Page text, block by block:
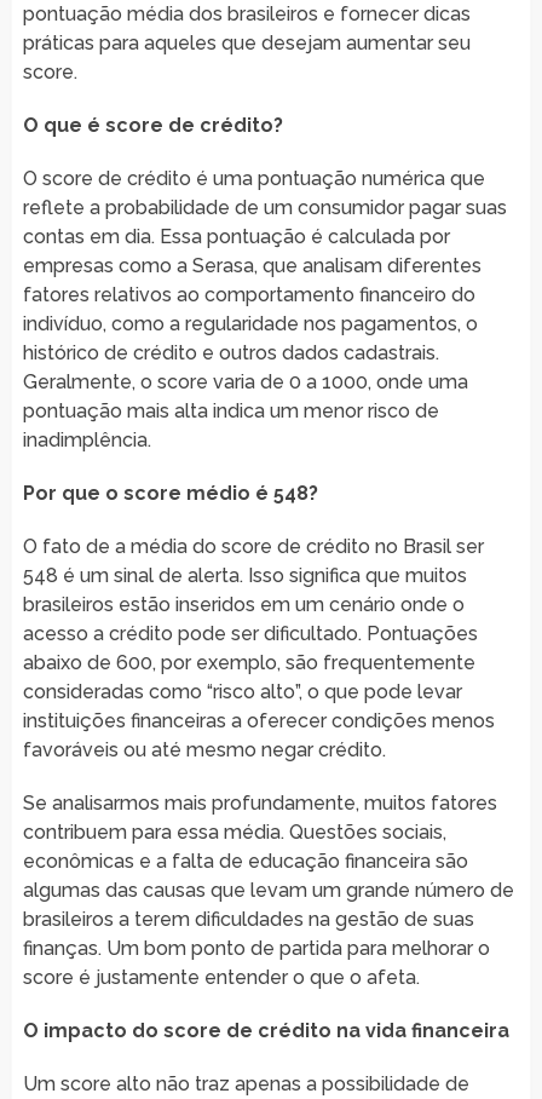
pontuação média dos brasileiros e fornecer dicas
práticas para aqueles que desejam aumentar seu
score.
O que é score de crédito?
O score de crédito é uma pontuação numérica que
reflete a probabilidade de um consumidor pagar suas
contas em dia. Essa pontuação é calculada por
empresas como a Serasa, que analisam diferentes
fatores relativos ao comportamento financeiro do
indivíduo, como a regularidade nos pagamentos, o
histórico de crédito e outros dados cadastrais.
Geralmente, o score varia de 0 a 1000, onde uma
pontuação mais alta indica um menor risco de
inadimplência.
Por que o score médio é 548?
O fato de a média do score de crédito no Brasil ser
548 é um sinal de alerta. Isso significa que muitos
brasileiros estão inseridos em um cenário onde o
acesso a crédito pode ser dificultado. Pontuações
abaixo de 600, por exemplo, são frequentemente
consideradas como “risco alto”, o que pode levar
instituições financeiras a oferecer condições menos
favoráveis ou até mesmo negar crédito.
Se analisarmos mais profundamente, muitos fatores
contribuem para essa média. Questões sociais,
econômicas e a falta de educação financeira são
algumas das causas que levam um grande número de
brasileiros a terem dificuldades na gestão de suas
finanças. Um bom ponto de partida para melhorar o
score é justamente entender o que o afeta.
O impacto do score de crédito na vida financeira
Um score alto não traz apenas a possibilidade de